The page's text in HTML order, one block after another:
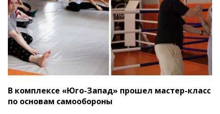
В комплексе «Юго-Запад» прошел мастер-класс
по основам самообороны